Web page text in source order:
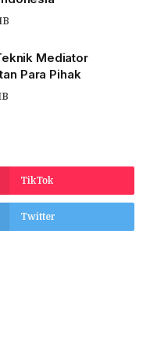
Mediator
Para Pihak
TikTok
Twitter